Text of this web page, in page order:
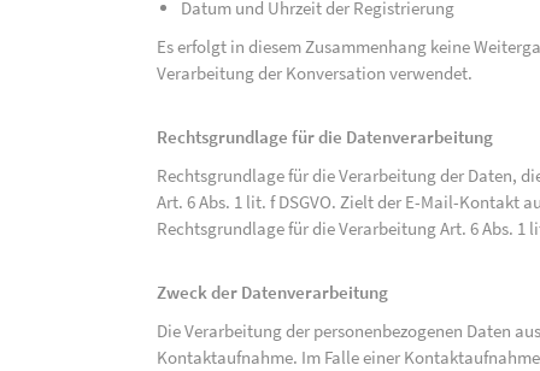
Datum und Uhrzeit der Registrierung
Es erfolgt in diesem Zusammenhang keine
Verarbeitung der Konversation verwendet.
Rechtsgrundlage für die Datenverarbeitung
Rechtsgrundlage für die Verarbeitung der Daten,
Art. 6 Abs. 1 lit. f DSGVO. Zielt der E-Mail-Kontakt
Rechtsgrundlage für die Verarbeitung Art. 6 Abs. 1
Zweck der Datenverarbeitung
Die Verarbeitung der personenbezogenen Daten
Kontaktaufnahme. Im Falle einer